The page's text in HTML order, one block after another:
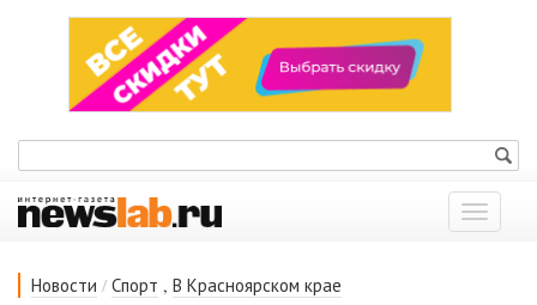
Показать
меню
Новости / Спорт , В Красноярском крае